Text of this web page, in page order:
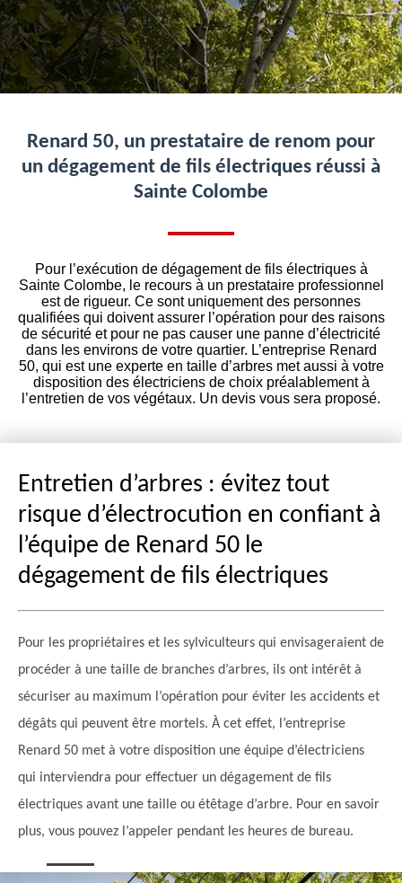
Renard 50, un prestataire de renom pour
un dégagement de fils électriques réussi à
Sainte Colombe
Pour l’exécution de dégagement de fils électriques à
Sainte Colombe, le recours à un prestataire professionnel
est de rigueur. Ce sont uniquement des personnes
qualifiées qui doivent assurer l’opération pour des raisons
de sécurité et pour ne pas causer une panne d’électricité
dans les environs de votre quartier. L’entreprise Renard
50, qui est une experte en taille d’arbres met aussi à votre
disposition des électriciens de choix préalablement à
l’entretien de vos végétaux. Un devis vous sera proposé.
Entretien d’arbres : évitez tout
risque d’électrocution en confiant à
l’équipe de Renard 50 le
dégagement de fils électriques
Pour les propriétaires et les sylviculteurs qui envisageraient de
procéder à une taille de branches d’arbres, ils ont intérêt à
sécuriser au maximum l’opération pour éviter les accidents et
dégâts qui peuvent être mortels. À cet effet, l’entreprise
Renard 50 met à votre disposition une équipe d’électriciens
qui interviendra pour effectuer un dégagement de fils
électriques avant une taille ou étêtage d’arbre. Pour en savoir
plus, vous pouvez l’appeler pendant les heures de bureau.